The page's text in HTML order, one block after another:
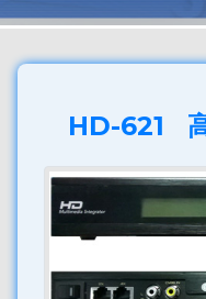
HD-621